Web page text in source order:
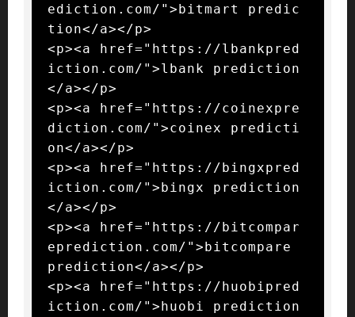
ediction.com/">bitmart predic
tion</a></p>
<p><a href="https://lbankpred
iction.com/">lbank prediction
</a></p>
<p><a href="https://coinexpre
diction.com/">coinex predicti
on</a></p>
<p><a href="https://bingxpred
iction.com/">bingx prediction
</a></p>
<p><a href="https://bitcompar
eprediction.com/">bitcompare
prediction</a></p>
<p><a href="https://huobipred
iction.com/">huobi prediction